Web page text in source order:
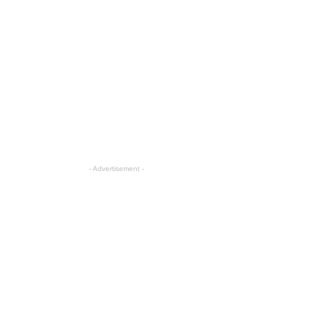
- Advertisement -